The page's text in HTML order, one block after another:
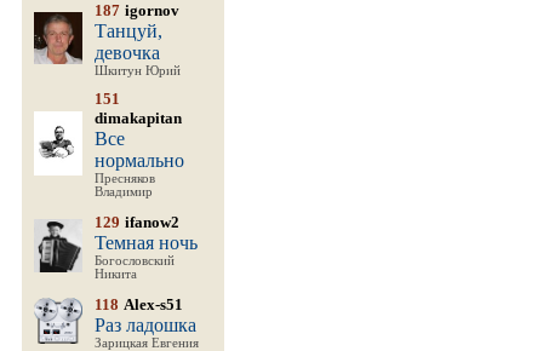
187 igornov
Танцуй,
девочка
Шкитун Юрий
151
dimakapitan
Все
нормально
Пресняков
Владимир
129 ifanow2
Темная ночь
Богословский
Никита
118 Alex-s51
Раз ладошка
Зарицкая Евгения